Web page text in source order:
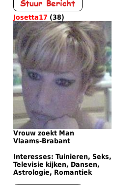
Josetta17 (38)
Vrouw zoekt Man
Vlaams-Brabant
Interesses: Tuinieren, Seks,
Televisie kijken, Dansen,
Astrologie, Romantiek